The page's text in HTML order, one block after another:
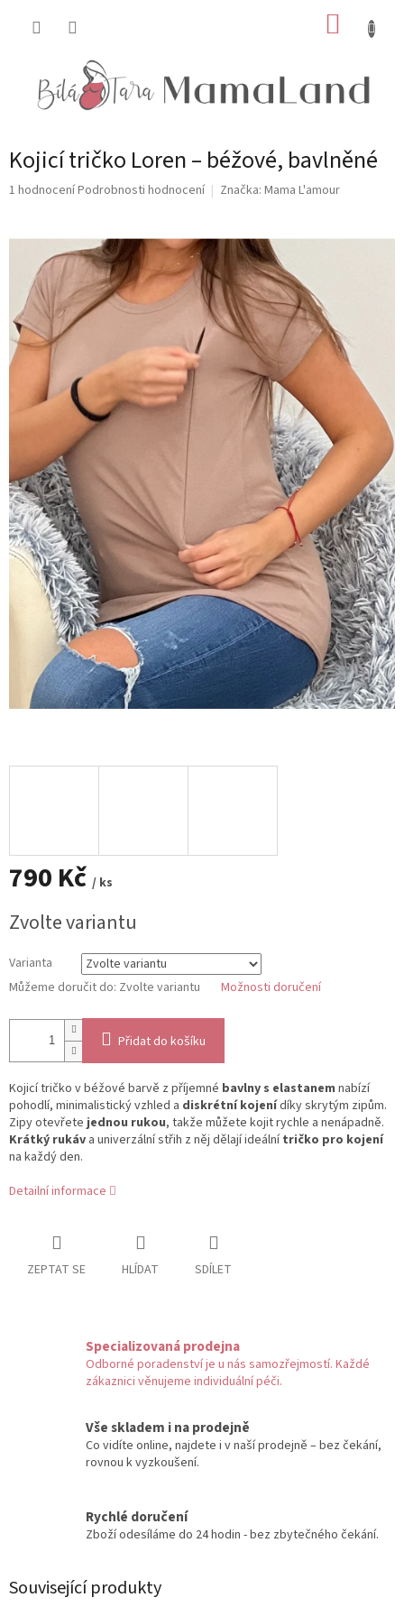
Kojicí tričko Loren – béžové, bavlněné
Průměrné
je
hvězdiček.
1 hodnoceníPodrobnosti hodnocení Značka: Mama L'amour
790 Kč / ks
cena:
Zvolte variantu
Varianta
Můžeme doručit do: Zvolte variantu Možnosti doručení
Přidat do košíku
Kojicí tričko v béžové barvě z příjemné bavlny s elastanem nabízí
pohodlí, minimalistický vzhled a diskrétní kojenídíky skrytým zipům.
Zipy otevřete jednou rukou, takže můžete kojit rychle a nenápadně.
Krátký rukáv a univerzální střih z něj dělají ideálnítričko pro kojení
na každý den.
Detailní informace
ZEPTAT SE HLÍDAT SDÍLET
Specializovaná prodejna
Odborné poradenství je u nás samozřejmostí. Každé
zákaznici věnujeme individuální péči.
Vše skladem i na prodejně
Co vidíte online, najdete i v naší prodejně – bez čekání,
rovnou k vyzkoušení.
Rychlé doručení
Zboží odesíláme do 24 hodin - bez zbytečného čekání.
Související produkty